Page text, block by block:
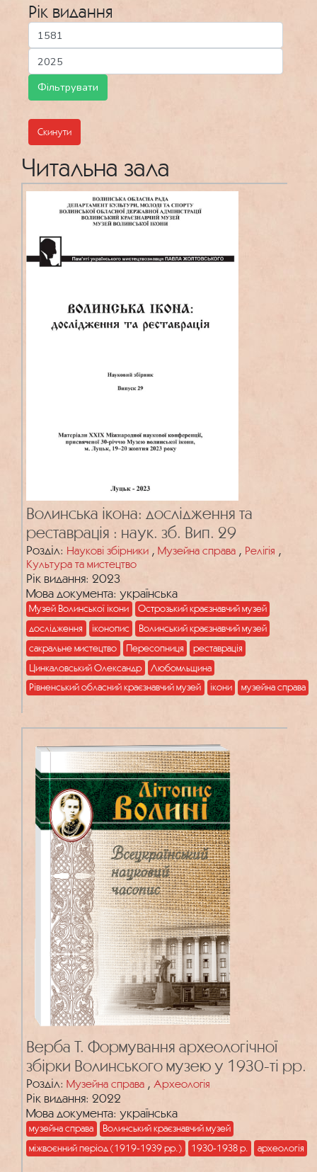
Рік видання
Скинути
Читальна зала
Волинська ікона: дослідження та
реставрація : наук. зб. Вип. 29
Розділ: Наукові збірники , Музейна справа , Релігія ,
Культура та мистецтво
Рік видання: 2023
Мова документа: українська
Музей Волинської ікони
Острозький краєзнавчий музей
дослідження
іконопис
Волинський краєзнавчий музей
сакральне мистецтво
Пересопниця
реставрація
Цинкаловський Олександр
Любомльщина
Рівненський обласний краєзнавчий музей
ікони музейна справа
Верба Т. Формування археологічної
збірки Волинського музею у 1930-ті рр.
Розділ: Музейна справа , Археологія
Рік видання: 2022
Мова документа: українська
музейна справа
Волинський краєзнавчий музей
міжвоєнний період (1919-1939 рр.)
1930-1938 р. археологія